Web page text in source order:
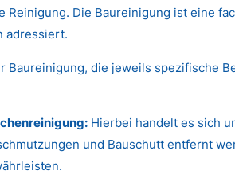
Reinigung. Die Baureinigung ist eine
adressiert.
Baureinigung, die jeweils spezifische
Hierbei handelt es sich
und Bauschutt entfernt